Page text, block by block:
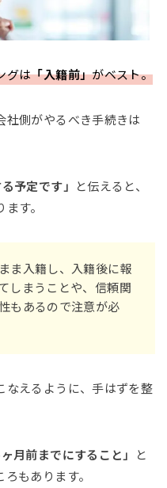
グは「入籍前」がベスト。
社側がやるべき手続きは
予定です」
と伝えると、
す。
ま入籍し、入籍後に報
しまうことや、信頼関
もあるので注意が必
なえるように、手はずを整
月前までにすること」
と
もあります。